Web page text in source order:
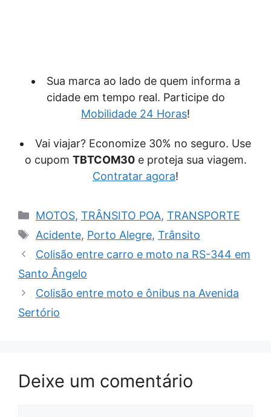
Sua marca ao lado de quem informa a
cidade em tempo real. Participe do
Mobilidade 24 Horas!
Vai viajar? Economize 30% no seguro. Use
o cupom TBTCOM30e proteja sua viagem.
Contratar agora!
Categorias
MOTOS, TRÂNSITO POA, TRANSPORTE
Tags
Acidente, Porto Alegre, Trânsito
Colisão entre carro e moto na RS-344 em
Santo Ângelo
Colisão entre moto e ônibus na Avenida
Sertório
Deixe um comentário